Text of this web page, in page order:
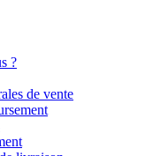
?
de vente